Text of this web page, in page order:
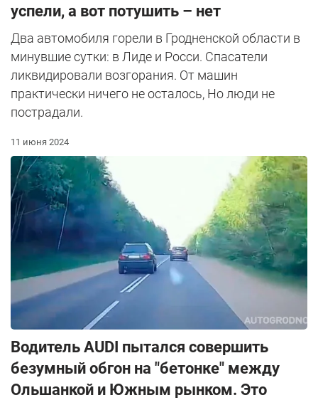
успели, а вот потушить – нет
Два автомобиля горели в Гродненской области в
минувшие сутки: в Лиде и Росси. Спасатели
ликвидировали возгорания. От машин
практически ничего не осталось, Но люди не
пострадали.
11 июня 2024
Водитель AUDI пытался совершить
безумный обгон на "бетонке" между
Ольшанкой и Южным рынком. Это